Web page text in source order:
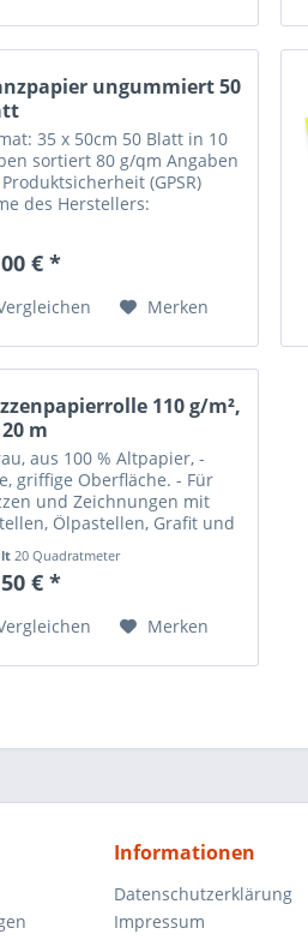
ungummiert 50
35 x 50cm 50 Blatt in 10
sortiert 80 g/qm Angaben
(GPSR)
des Herstellers:
29-41 Ort: 34123 Kassel
€ *
Merken
110 g/m²,
m
aus 100 % Altpapier, -
griffige Oberfläche. - Für
und Zeichnungen mit
Ölpastellen, Grafit und
(GPSR) Normal
false false false DE X-NONE
20 Quadratmeter
€ * / 1 Quadratmeter)
€ *
Merken
Informationen
Datenschutzerklärung
Impressum